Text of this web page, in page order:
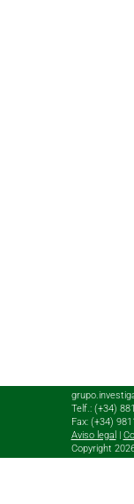
Telf.: (+34)
Fax: (+34)
Aviso legal
Copyright